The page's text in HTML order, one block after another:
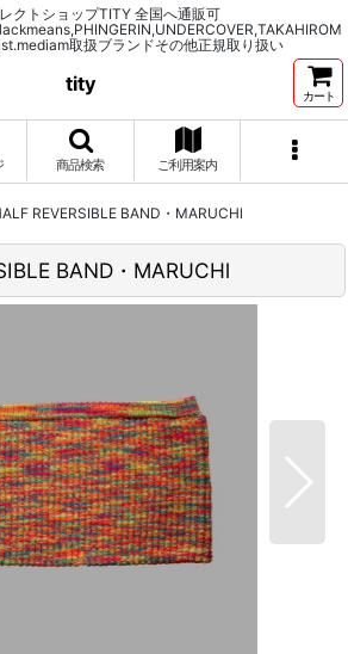
クトショップTITY 全国へ通販可
取扱ブランドその他正規取り扱い
tity
カート
商品検索 ご利用案内
REVERSIBLE BAND・MARUCHl
BAND・MARUCHl